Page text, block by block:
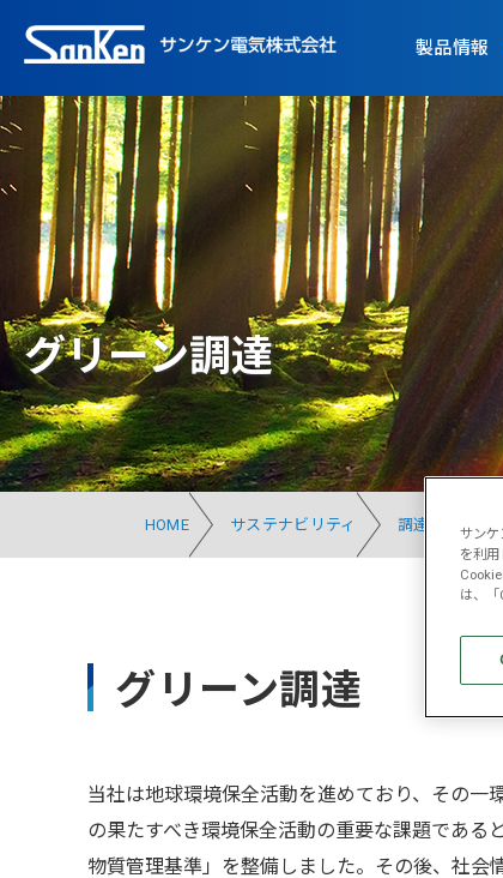
製品情報
グリーン調達
HOME サステナビリティ 調達マネジメ
グリーン調達
当社は地球環境保全活動を進めており、その一
の果たすべき環境保全活動の重要な課題である
物質管理基準」を整備しました。その後、社会
サンケ
を利
は、「